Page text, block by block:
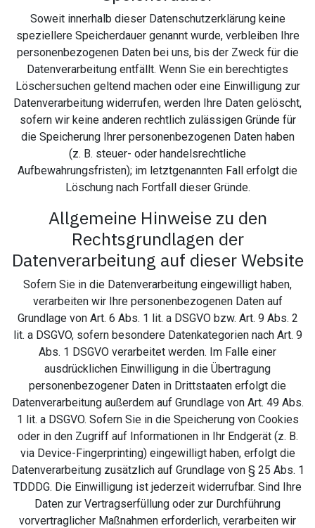
Soweit innerhalb dieser Datenschutzerklärung keine
speziellere Speicherdauer genannt wurde, verbleiben Ihre
personenbezogenen Daten bei uns, bis der Zweck für die
Datenverarbeitung entfällt. Wenn Sie ein berechtigtes
Löschersuchen geltend machen oder eine Einwilligung zur
Datenverarbeitung widerrufen, werden Ihre Daten gelöscht,
sofern wir keine anderen rechtlich zulässigen Gründe für
die Speicherung Ihrer personenbezogenen Daten haben
(z. B. steuer- oder handelsrechtliche
Aufbewahrungsfristen); im letztgenannten Fall erfolgt die
Löschung nach Fortfall dieser Gründe.
Allgemeine Hinweise zu den
Rechtsgrundlagen der
Datenverarbeitung auf dieser Website
Sofern Sie in die Datenverarbeitung eingewilligt haben,
verarbeiten wir Ihre personenbezogenen Daten auf
Grundlage von Art. 6 Abs. 1 lit. a DSGVO bzw. Art. 9 Abs. 2
lit. a DSGVO, sofern besondere Datenkategorien nach Art. 9
Abs. 1 DSGVO verarbeitet werden. Im Falle einer
ausdrücklichen Einwilligung in die Übertragung
personenbezogener Daten in Drittstaaten erfolgt die
Datenverarbeitung außerdem auf Grundlage von Art. 49 Abs.
1 lit. a DSGVO. Sofern Sie in die Speicherung von Cookies
oder in den Zugriff auf Informationen in Ihr Endgerät (z. B.
via Device-Fingerprinting) eingewilligt haben, erfolgt die
Datenverarbeitung zusätzlich auf Grundlage von § 25 Abs. 1
TDDDG. Die Einwilligung ist jederzeit widerrufbar. Sind Ihre
Daten zur Vertragserfüllung oder zur Durchführung
vorvertraglicher Maßnahmen erforderlich, verarbeiten wir